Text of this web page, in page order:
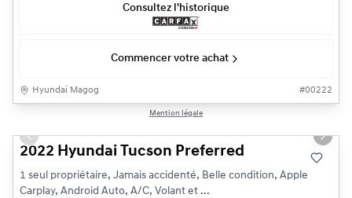
Consultez l'historique
Commencer votre achat
Hyundai Magog #00222
Mention légale
Previous slide Next
2022 Hyundai Tucson Preferred
1 seul propriétaire, Jamais accidenté, Belle condition, Apple
Carplay, Android Auto, A/C, Volant et ...